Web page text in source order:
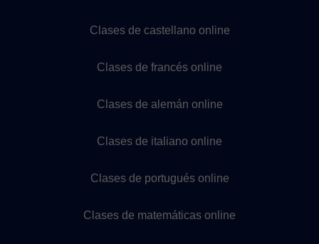
Clases de castellano online
Clases de francés online
Clases de alemán online
Clases de italiano online
Clases de portugués online
Clases de matemáticas online